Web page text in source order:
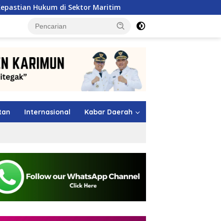
Sektor Maritim Kejari Karimun Terima Kunjungan
Internasional Kabar Daerah